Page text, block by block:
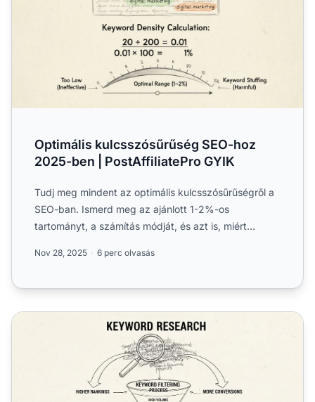
Optimális kulcsszósűrűség SEO-hoz
2025-ben | PostAffiliatePro GYIK
Tudj meg mindent az optimális kulcsszósűrűségről a
SEO-ban. Ismerd meg az ajánlott 1-2%-os
tartományt, a számítás módját, és azt is, miért
Nov 28, 2025 6 perc olvasás
Miért fontos a kulcsszókutatás az affiliate marketingesek